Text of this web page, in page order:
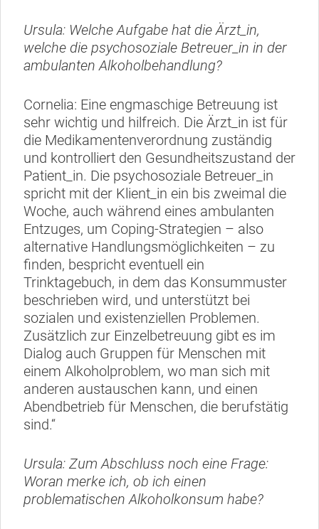
Ursula: Welche Aufgabe hat die Ärzt_in,
welche die psychosoziale Betreuer_in in der
ambulanten Alkoholbehandlung?
Cornelia: Eine engmaschige Betreuung ist
sehr wichtig und hilfreich. Die Ärzt_in ist für
die Medikamentenverordnung zuständig
und kontrolliert den Gesundheitszustand der
Patient_in. Die psychosoziale Betreuer_in
spricht mit der Klient_in ein bis zweimal die
Woche, auch während eines ambulanten
Entzuges, um Coping-Strategien – also
alternative Handlungsmöglichkeiten – zu
finden, bespricht eventuell ein
Trinktagebuch, in dem das Konsummuster
beschrieben wird, und unterstützt bei
sozialen und existenziellen Problemen.
Zusätzlich zur Einzelbetreuung gibt es im
Dialog auch Gruppen für Menschen mit
einem Alkoholproblem, wo man sich mit
anderen austauschen kann, und einen
Abendbetrieb für Menschen, die berufstätig
sind.“
Ursula: Zum Abschluss noch eine Frage:
Woran merke ich, ob ich einen
problematischen Alkoholkonsum habe?